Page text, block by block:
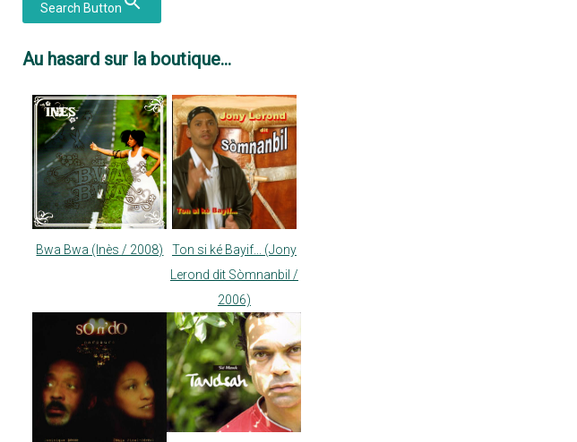
Search Button
Au hasard sur la boutique...
Bwa Bwa (Inès / 2008)
Ton si ké Bayif... (Jony
Lerond dit Sòmnanbil /
2006)